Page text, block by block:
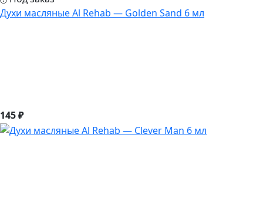
Духи масляные Al Rehab — Golden Sand 6 мл
145 ₽